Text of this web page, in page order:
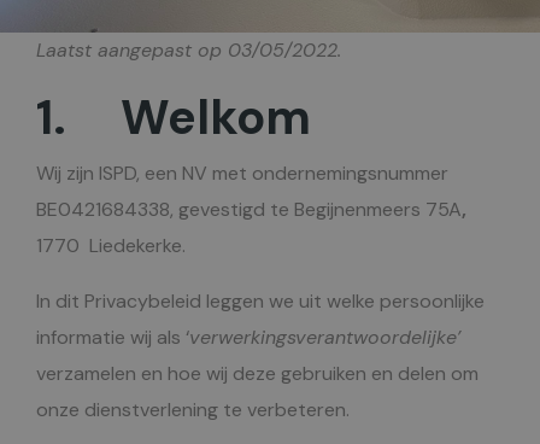
Laatst aangepast op 03/05/2022.
1. Welkom
Wij zijn ISPD, een NV met ondernemingsnummer
BE0421684338, gevestigd te Begijnenmeers 75A,
1770 Liedekerke.
In dit Privacybeleid leggen we uit welke persoonlijke
informatie wij als ‘verwerkingsverantwoordelijke’
verzamelen en hoe wij deze gebruiken en delen om
onze dienstverlening te verbeteren.